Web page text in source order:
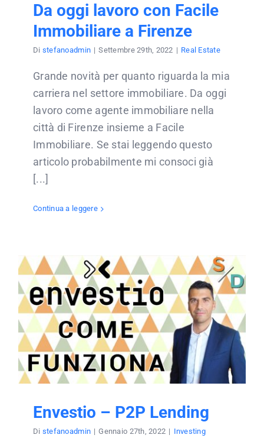
Da oggi lavoro con Facile
Immobiliare a Firenze
Di stefanoadmin | Settembre 29th, 2022 | Real Estate
Grande novità per quanto riguarda la mia
carriera nel settore immobiliare. Da oggi
lavoro come agente immobiliare nella
città di Firenze insieme a Facile
Immobiliare. Se stai leggendo questo
articolo probabilmente mi consoci già
[...]
Continua a leggere
Envestio – P2P Lending
Di stefanoadmin | Gennaio 27th, 2022 | Investing